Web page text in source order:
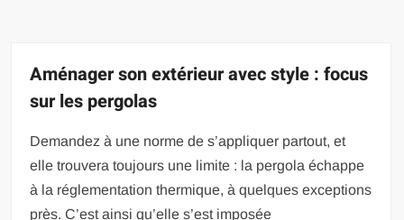
Aménager son extérieur avec style : focus
sur les pergolas
Demandez à une norme de s’appliquer partout, et
elle trouvera toujours une limite : la pergola échappe
à la réglementation thermique, à quelques exceptions
près. C’est ainsi qu’elle s’est imposée